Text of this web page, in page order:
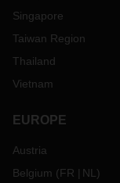
Singapore
Taiwan Region
Thailand
Vietnam
EUROPE
Austria
Belgium (FR NL )